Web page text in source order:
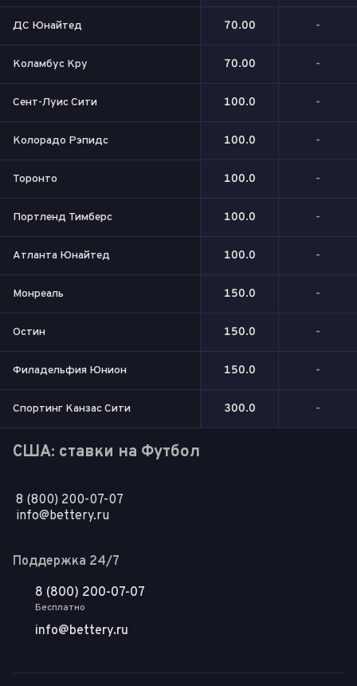
ДС Юнайтед 70.00 -
Коламбус Кру 70.00 -
Сент-Луис Сити 100.0 -
Колорадо Рэпидс 100.0 -
Торонто 100.0 -
Портленд Тимберс 100.0 -
Атланта Юнайтед 100.0 -
Монреаль 150.0 -
Остин 150.0 -
Филадельфия Юнион 150.0 -
Спортинг Канзас Сити 300.0 -
США: ставки на Футбол
8 (800) 200-07-07
info@bettery.ru
Поддержка 24/7
8 (800) 200-07-07
Бесплатно
info@bettery.ru